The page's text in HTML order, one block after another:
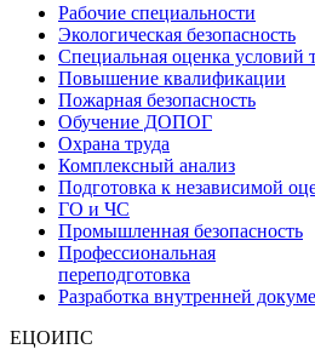
Рабочие специальности
Экологическая безопасность
Специальная оценка условий
Повышение квалификации
Пожарная безопасность
Обучение ДОПОГ
Охрана труда
Комплексный анализ
Подготовка к независимой
ГО и ЧС
Промышленная безопасность
Профессиональная
переподготовка
Разработка внутренней
ЕЦОИПС